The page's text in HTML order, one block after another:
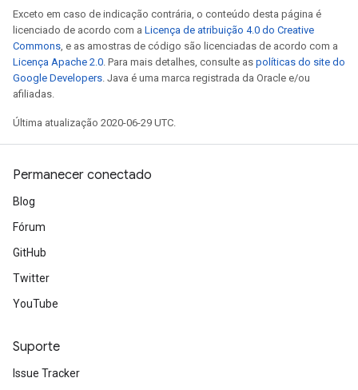
Exceto em caso de indicação contrária, o conteúdo desta página é
licenciado de acordo com a Licença de atribuição 4.0 do Creative
Commons, e as amostras de código são licenciadas de acordo com a
Licença Apache 2.0. Para mais detalhes, consulte as políticas do site do
Google Developers. Java é uma marca registrada da Oracle e/ou
afiliadas.
Última atualização 2020-06-29 UTC.
Permanecer conectado
Blog
Fórum
GitHub
Twitter
YouTube
Suporte
Issue Tracker